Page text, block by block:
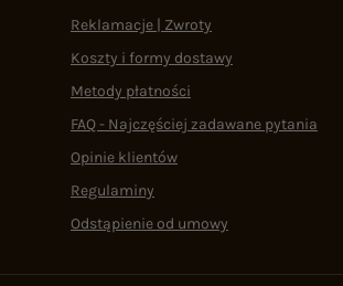
Reklamacje | Zwroty
Koszty i formy dostawy
Metody płatności
FAQ - Najczęściej zadawane pytania
Opinie klientów
Regulaminy
Odstąpienie od umowy